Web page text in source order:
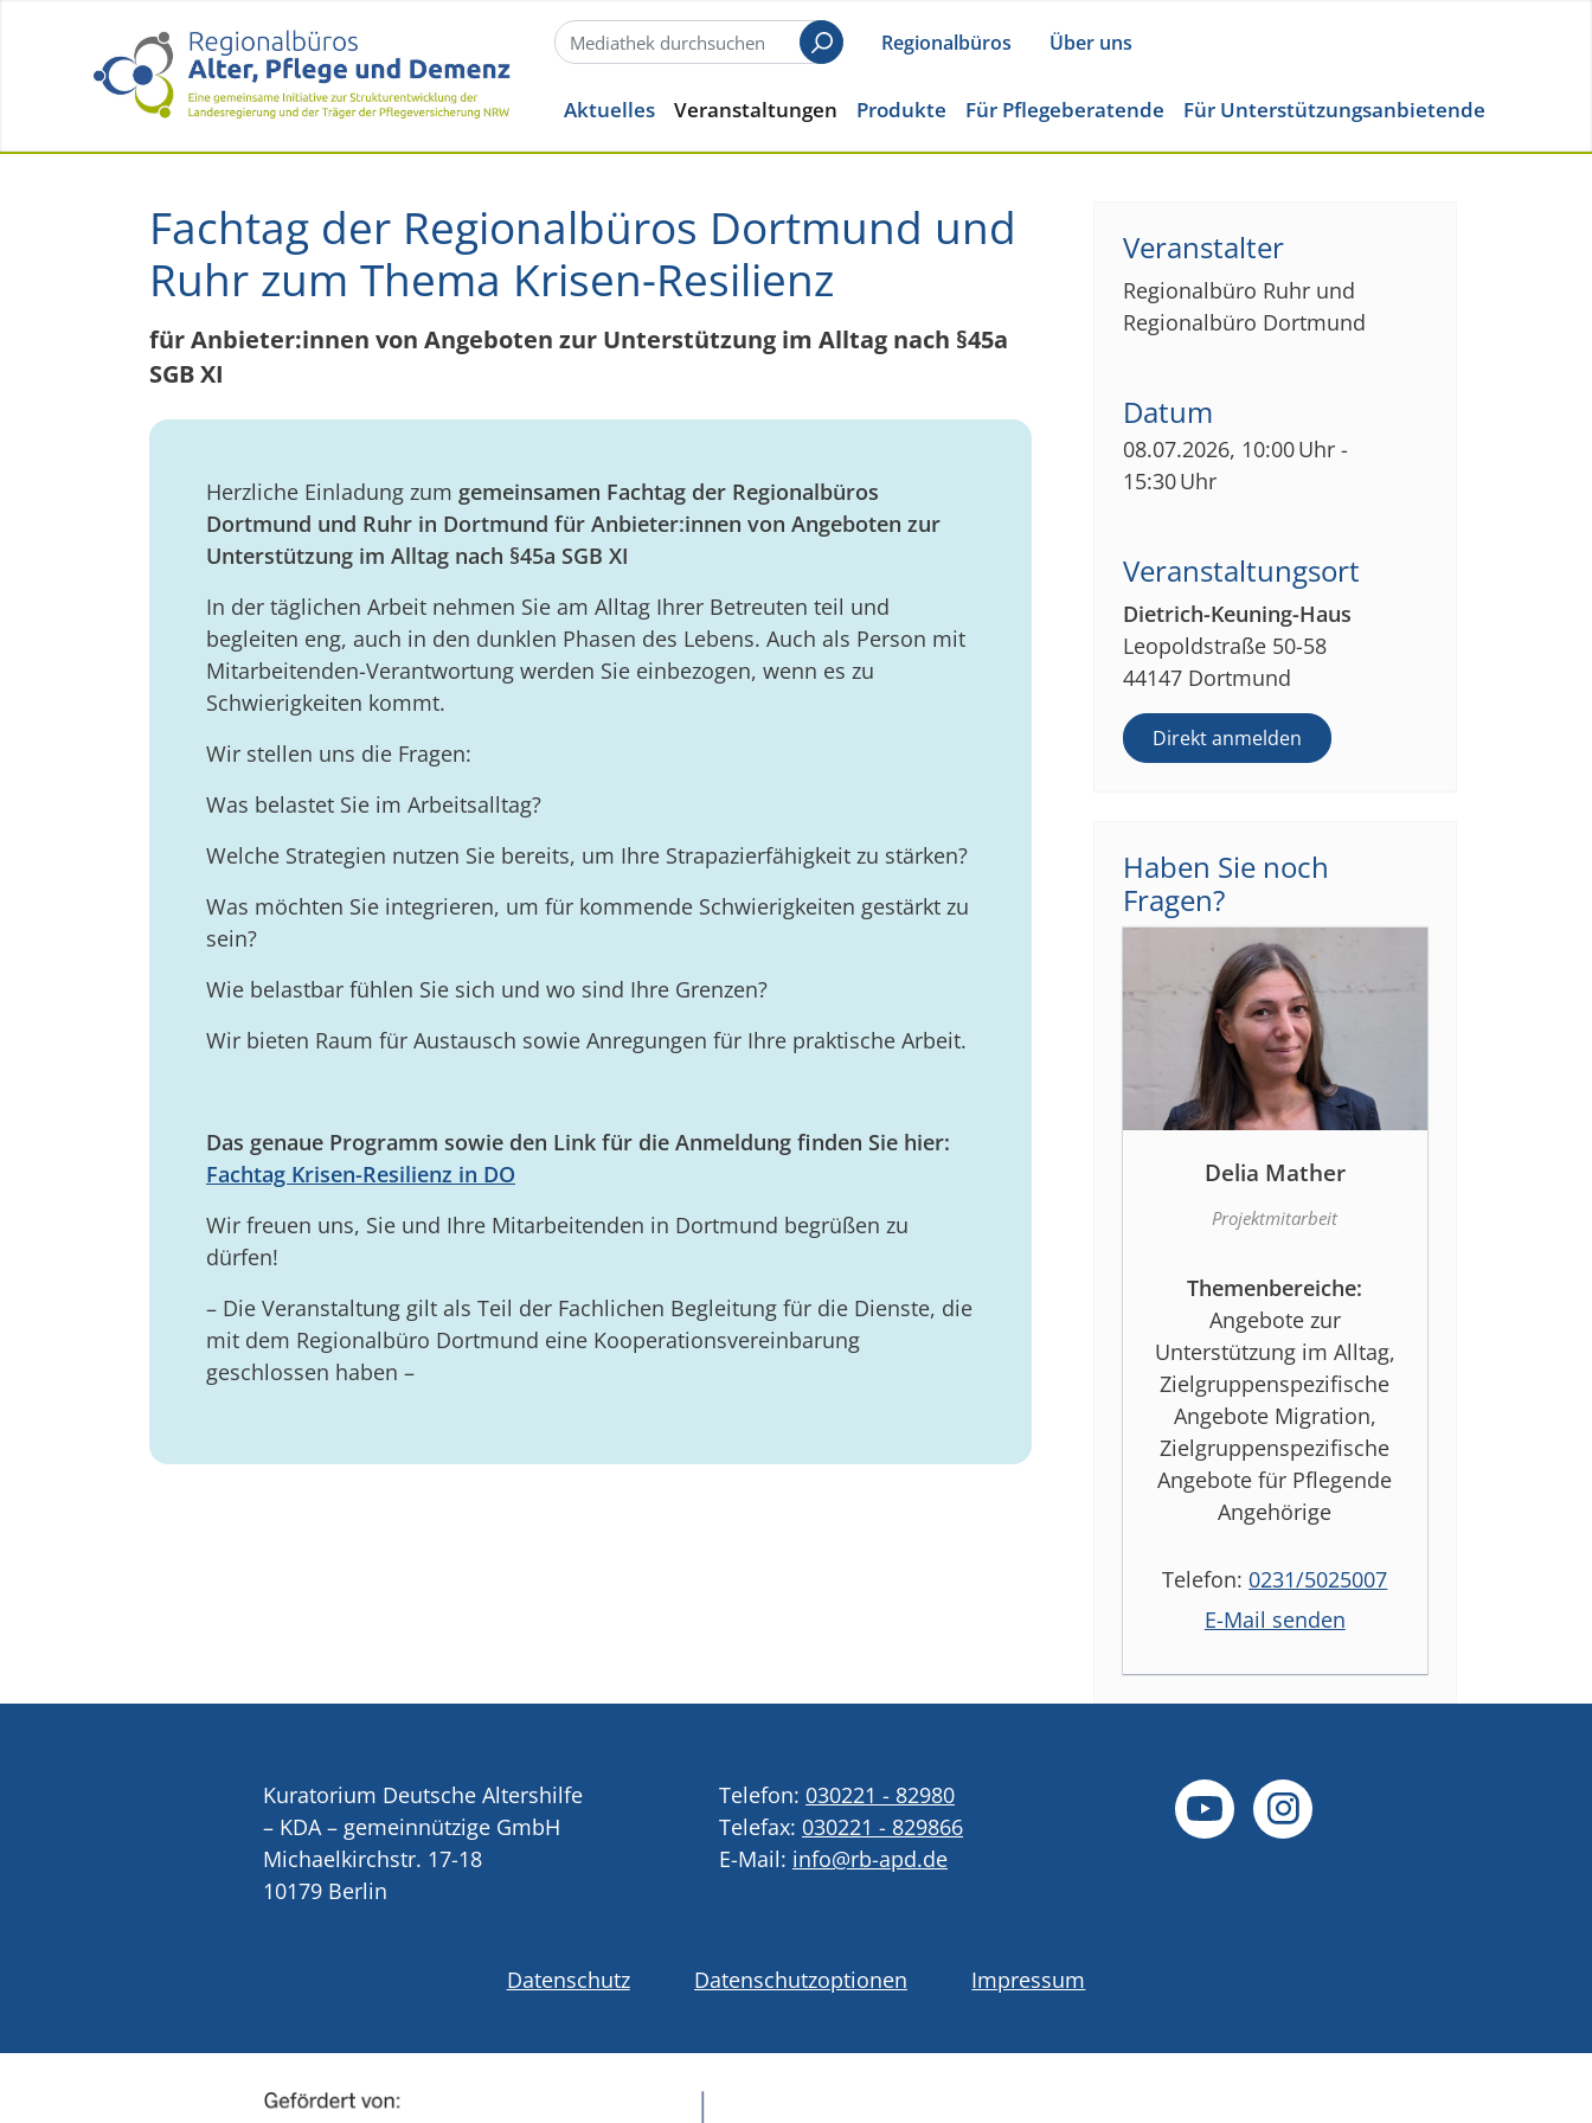
SuchenRegionalbüros Über uns
Aktuelles Veranstaltungen Produkte Für Pflegeberatende Für Unterstützungsanbietende
Fachtag der Regionalbüros Dortmund und
Ruhr zum Thema Krisen-Resilienz
für Anbieter:innen von Angeboten zur Unterstützung im Alltag nach §45a
SGB XI
Herzliche Einladung zum gemeinsamen Fachtag der Regionalbüros
Dortmund und Ruhr in Dortmund für Anbieter:innen von Angeboten zur
Unterstützung im Alltag nach §45a SGB XI
In der täglichen Arbeit nehmen Sie am Alltag Ihrer Betreuten teil und
begleiten eng, auch in den dunklen Phasen des Lebens. Auch als Person mit
Mitarbeitenden-Verantwortung werden Sie einbezogen, wenn es zu
Schwierigkeiten kommt.
Wir stellen uns die Fragen:
Was belastet Sie im Arbeitsalltag?
Welche Strategien nutzen Sie bereits, um Ihre Strapazierfähigkeit zu stärken?
Was möchten Sie integrieren, um für kommende Schwierigkeiten gestärkt zu
sein?
Wie belastbar fühlen Sie sich und wo sind Ihre Grenzen?
Wir bieten Raum für Austausch sowie Anregungen für Ihre praktische Arbeit.
Das genaue Programm sowie den Link für die Anmeldung finden Sie hier:
Fachtag Krisen-Resilienz in DO
Wir freuen uns, Sie und Ihre Mitarbeitenden in Dortmund begrüßen zu
dürfen!
– Die Veranstaltung gilt als Teil der Fachlichen Begleitung für die Dienste, die
mit dem Regionalbüro Dortmund eine Kooperationsvereinbarung
geschlossen haben –
Veranstalter
Regionalbüro Ruhr und
Regionalbüro Dortmund
Datum
08.07.2026, 10:00 Uhr -
15:30 Uhr
Veranstaltungsort
Dietrich-Keuning-Haus
Leopoldstraße 50-58
44147 Dortmund
Direkt anmelden
Haben Sie noch
Fragen?
Delia Mather
Projektmitarbeit
Themenbereiche:
Angebote zur
Unterstützung im Alltag,
Zielgruppenspezifische
Angebote Migration,
Zielgruppenspezifische
Angebote für Pflegende
Angehörige
Telefon: 0231/5025007
E-Mail senden
Kuratorium Deutsche Altershilfe
– KDA – gemeinnützige GmbH
Michaelkirchstr. 17-18
10179 Berlin
Telefon: 030221 - 82980
Telefax: 030221 - 829866
E-Mail: info@rb-apd.de
Datenschutz Datenschutzoptionen Impressum